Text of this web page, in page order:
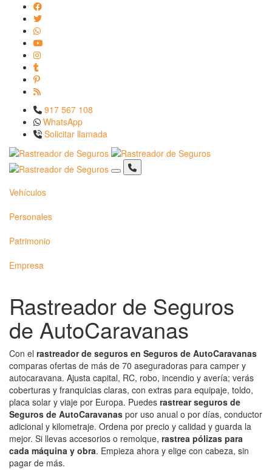
917 567 108
WhatsApp
Solicitar llamada
Vehículos
Personales
Patrimonio
Empresa
Rastreador de Seguros
de AutoCaravanas
Con el rastreador de seguros en Seguros de AutoCaravanas
comparas ofertas de más de 70 aseguradoras para camper y
autocaravana. Ajusta capital, RC, robo, incendio y avería; verás
coberturas y franquicias claras, con extras para equipaje, toldo,
placa solar y viaje por Europa. Puedes rastrear seguros de
Seguros de AutoCaravanas por uso anual o por días, conductor
adicional y kilometraje. Ordena por precio y calidad y guarda la
mejor. Si llevas accesorios o remolque, rastrea pólizas para
cada máquina y obra. Empieza ahora y elige con cabeza, sin
pagar de más.